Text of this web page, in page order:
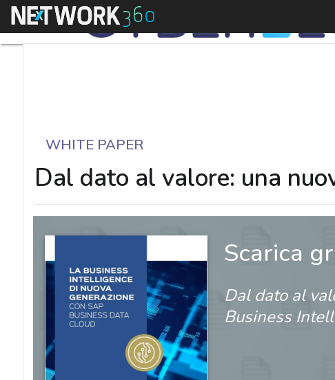
Menu
WHITE PAPER
Dal dato al valore: una
Scarica
Dal dato al
Business